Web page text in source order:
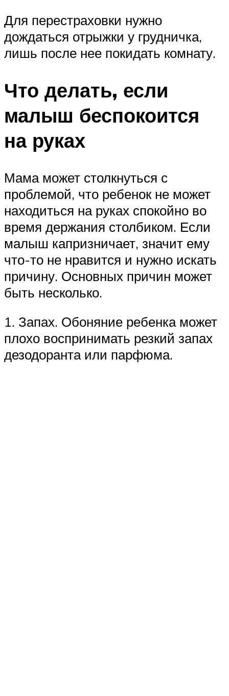
Для перестраховки нужно
дождаться отрыжки у грудничка,
лишь после нее покидать комнату.
Что делать, если
малыш беспокоится
на руках
Мама может столкнуться с
проблемой, что ребенок не может
находиться на руках спокойно во
время держания столбиком. Если
малыш капризничает, значит ему
что-то не нравится и нужно искать
причину. Основных причин может
быть несколько.
1. Запах. Обоняние ребенка может
плохо воспринимать резкий запах
дезодоранта или парфюма.